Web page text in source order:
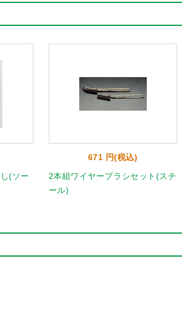
(ソー
671 円(税込)
2本組ワイヤーブラシセット(スチ
ール)